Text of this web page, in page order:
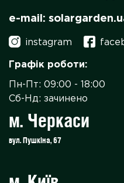
e-mail:
instagram
Графік роботи:
Пн-Пт: 09:00 - 18:00
Сб-Нд: зачинено
м. Черкаси
вул. Пушкіна, 67